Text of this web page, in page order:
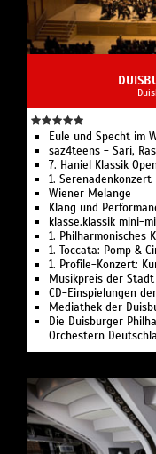
Eule und Specht im
saz4teens - Sari,
7. Haniel Klassik
1. Serenadenkonzert
Wiener Melange
Klang und
klasse.klassik mini-
1. Philharmonisches
1. Toccata: Pomp &
1. Profile-Konzert:
Musikpreis der
CD-Einspielungen
Mediathek der
Die Duisburger
Orchestern